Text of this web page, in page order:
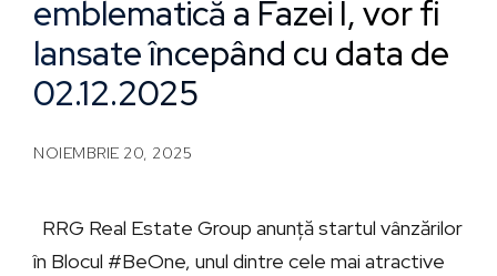
emblematică a Fazei I, vor fi
lansate începând cu data de
02.12.2025
NOIEMBRIE 20, 2025
RRG Real Estate Group anunță startul vânzărilor
în Blocul #BeOne, unul dintre cele mai atractive